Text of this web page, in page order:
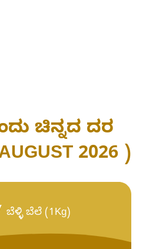
ಚಿನ್ನದ ದರ
2026 )
ಬೆಳ್ಳಿ ಬೆಲೆ (1Kg)